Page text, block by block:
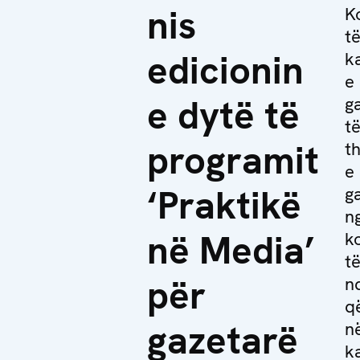
nis
edicionin
e dytë të
programit
‘Praktikë
në Media’
për
gazetarë
e
e
të